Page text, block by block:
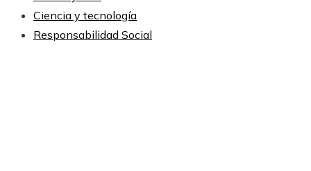
Ciencia y tecnología
Responsabilidad Social